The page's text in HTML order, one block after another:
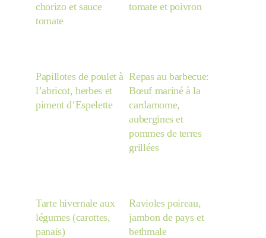
Boulette
chorizo et sauce
tomate
tomate et poivron
Papillotes de poulet à
l’abricot, herbes et
piment d’Espelette
Repas au barbecue:
Bœuf mariné à la
cardamome,
aubergines et
pommes de terres
grillées
Tarte hivernale aux
légumes (carottes,
panais)
Ravioles poireau,
jambon de pays et
bethmale